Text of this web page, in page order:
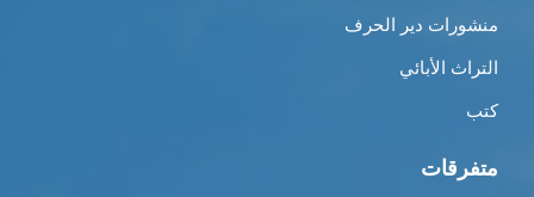
منشورات دير الحرف
التراث الأبائي
كتب
متفرقات